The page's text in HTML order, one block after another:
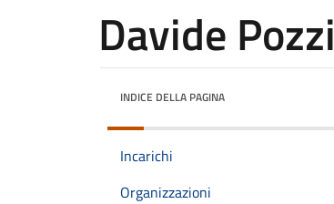
Davide Pozzi
INDICE DELLA PAGINA
Incarichi
Organizzazioni